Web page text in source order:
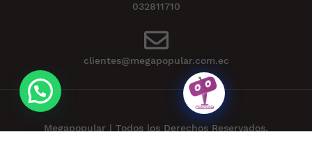
032811710
clientes@megapopular.com.ec
Megapopular | Todos los Derechos Reservados.